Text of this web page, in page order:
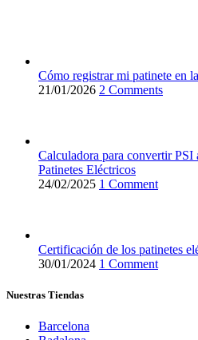
Cómo registrar mi patinete en
21/01/2026 2 Comments
Calculadora para convertir PSI
Patinetes Eléctricos
24/02/2025 1 Comment
Certificación de los patinetes
30/01/2024 1 Comment
Nuestras Tiendas
Barcelona